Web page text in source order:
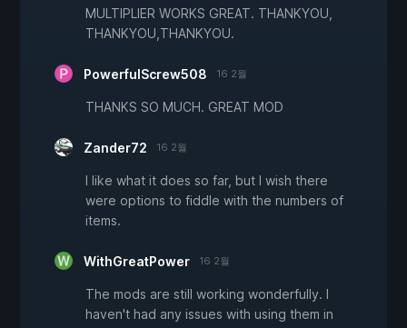
MULTIPLIER WORKS GREAT. THANKYOU,
THANKYOU,THANKYOU.
PowerfulScrew508 16 2월
THANKS SO MUCH. GREAT MOD
Zander72 16 2월
I like what it does so far, but I wish there
were options to fiddle with the numbers of
items.
WithGreatPower 16 2월
The mods are still working wonderfully. I
haven't had any issues with using them in